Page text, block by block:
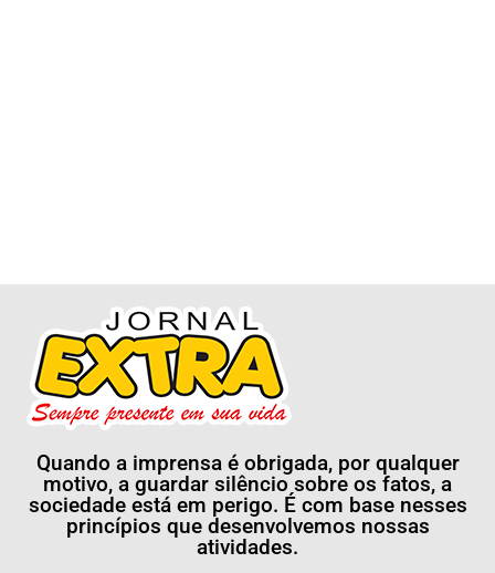
Quando a imprensa é obrigada, por qualquer
motivo, a guardar silêncio sobre os fatos, a
sociedade está em perigo. É com base nesses
princípios que desenvolvemos nossas
atividades.